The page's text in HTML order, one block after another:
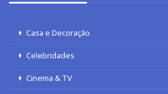
Casa e Decoração
Celebridades
Cinema & TV